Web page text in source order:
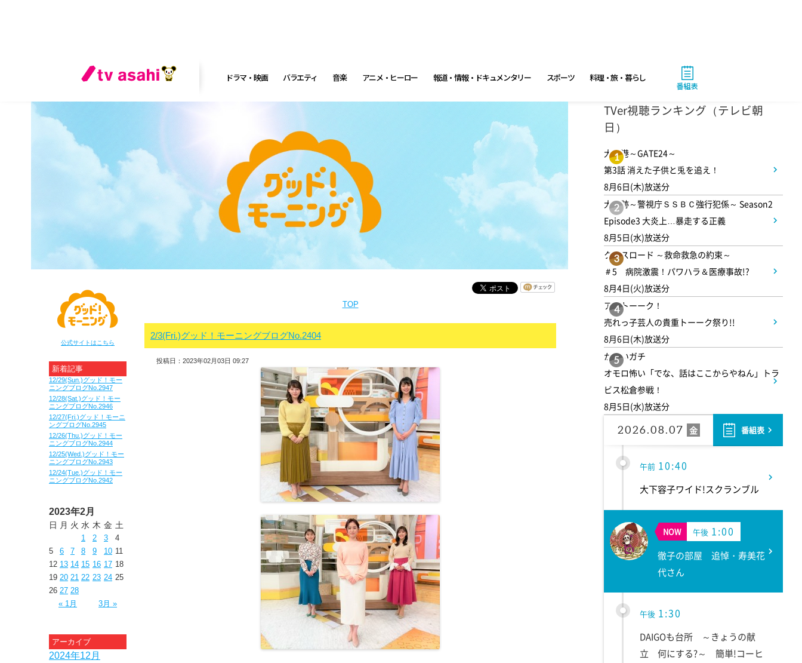
ドラマ・映画 バラエティ 音楽 アニメ・ヒーロー 報道・情報・ドキュメンタリー スポーツ 料理・旅・暮らし
番組表
公式サイトはこちら
新着記事
12/29(Sun.)グッド！モー
ニングブログNo.2947
12/28(Sat.)グッド！モー
ニングブログNo.2946
12/27(Fri.)グッド！モーニ
ングブログNo.2945
12/26(Thu.)グッド！モー
ニングブログNo.2944
12/25(Wed.)グッド！モー
ニングブログNo.2943
12/24(Tue.)グッド！モー
ニングブログNo.2942
2023年2月
日 月 火 水 木 金 土
1 2 3
4
5
6 7 8 9 10 11
12 13 14 15 16 17 18
19 20 21 22 23 24 25
26 27 28
« 1月
3月 »
アーカイブ
2024年12月
TOP
2/3(Fri.)グッド！モーニングブログNo.2404
投稿日：2023年02月03日 09:27
TVer視聴ランキング（テレビ朝
日）
1
大空港～GATE24～
第3話 消えた子供と兎を追え！
8月6日(木)放送分
2
大追跡～警視庁ＳＳＢＣ強行犯係～ Season2
Episode3 大炎上…暴走する正義
8月5日(水)放送分
3
クロスロード ～救命救急の約束～
＃5 病院激震！パワハラ＆医療事故!?
8月4日(火)放送分
4
アメトーーク！
売れっ子芸人の貴重トーーク祭り!!
8月6日(木)放送分
5
かまいガチ
オモロ怖い「でな、話はここからやねん」トラ
ビス松倉参戦！
8月5日(水)放送分
2026.08.07 金 番組表
4:00
おはよう!時代劇 暴れん坊将
あさ 4:55
グッド!モーニング
あさ 8:00
羽鳥慎一モーニングショー
午前 9:55
有働由美子の健康案内人! 夏
こそ気をつけたい腰痛!ぎっく
り腰の予防&対策
午前 10:10
じゅん散歩
午前 10:40
大下容子ワイド!スクランブル
NOW 午後 1:00
徹子の部屋 追悼・寿美花
代さん
午後 1:30
DAIGOも台所 ～きょうの献
立 何にする?～ 簡単!コーヒ